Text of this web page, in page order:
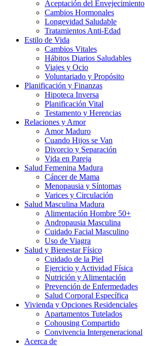
Aceptación del Envejecimiento
Cambios Hormonales
Longevidad Saludable
Tratamientos Anti-Edad
Estilo de Vida
Cambios Vitales
Hábitos Diarios Saludables
Viajes y Ocio
Voluntariado y Propósito
Planificación y Finanzas
Hipoteca Inversa
Planificación Vital
Testamento y Herencias
Relaciones y Amor
Amor Maduro
Cuando Hijos se Van
Divorcio y Separación
Vida en Pareja
Salud Femenina Madura
Cáncer de Mama
Menopausia y Síntomas
Varices y Circulación
Salud Masculina Madura
Alimentación Hombre 50+
Andropausia Masculina
Cuidado Facial Masculino
Uso de Viagra
Salud y Bienestar Físico
Cuidado de la Piel
Ejercicio y Actividad Física
Nutrición y Alimentación
Prevención de Enfermedades
Salud Corporal Específica
Vivienda y Opciones Residenciales
Apartamentos Tutelados
Cohousing Compartido
Convivencia Intergeneracional
Acerca de